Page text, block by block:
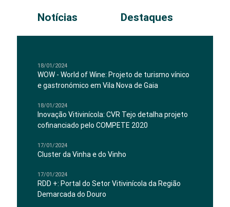
Notícias Destaques
18/01/2024
WOW - World of Wine: Projeto de turismo vínico
e gastronómico em Vila Nova de Gaia
18/01/2024
Inovação Vitivinícola: CVR Tejo detalha projeto
cofinanciado pelo COMPETE 2020
17/01/2024
Cluster da Vinha e do Vinho
17/01/2024
RDD +: Portal do Setor Vitivinícola da Região
Demarcada do Douro